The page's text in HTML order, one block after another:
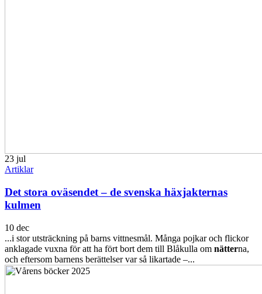
23 jul
Artiklar
Det stora oväsendet – de svenska häxjakternas
kulmen
10 dec
...i stor utsträckning på barns vittnesmål. Många pojkar och flickor
anklagade vuxna för att ha fört bort dem till Blåkulla om nätterna,
och eftersom barnens berättelser var så likartade –...